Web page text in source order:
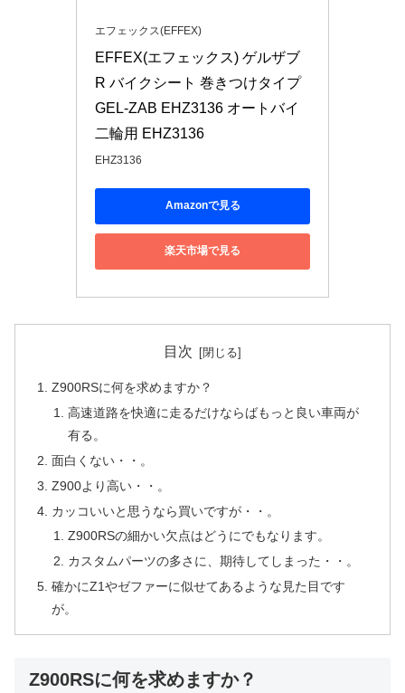
エフェックス(EFFEX)
EFFEX(エフェックス) ゲルザブ
R バイクシート 巻きつけタイプ
GEL-ZAB EHZ3136 オートバイ
二輪用 EHZ3136
EHZ3136
Amazonで見る
楽天市場で見る
目次
Z900RSに何を求めますか？
高速道路を快適に走るだけならばもっと良い車両が
有る。
面白くない・・。
Z900より高い・・。
カッコいいと思うなら買いですが・・。
Z900RSの細かい欠点はどうにでもなります。
カスタムパーツの多さに、期待してしまった・・。
確かにZ1やゼファーに似せてあるような見た目です
が。
Z900RSに何を求めますか？